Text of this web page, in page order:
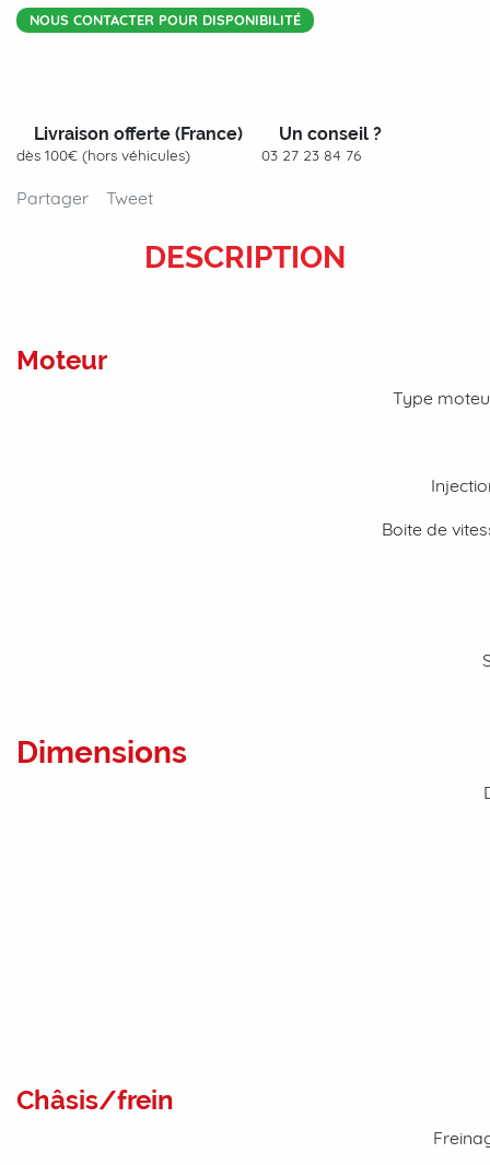
NOUS CONTACTER POUR DISPONIBILITÉ
Livraison offerte (France)
dès 100€ (hors véhicules)
Un conseil ?
03 27 23 84 76
Partager Tweet
DESCRIPTION
Moteur
Type
Boite de
Dimensions
Châsis/frein